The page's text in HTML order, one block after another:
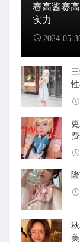
赛高酱赛
实力
2024-05-